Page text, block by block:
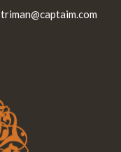
triman@captaim.com